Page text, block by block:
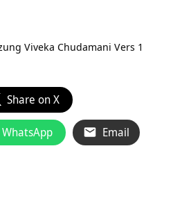
Viveka Chudamani Vers 1
Share on X
WhatsApp Email